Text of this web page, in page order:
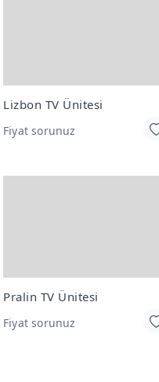
Lizbon TV Ünitesi
Fiyat sorunuz
Pralin TV Ünitesi
Fiyat sorunuz